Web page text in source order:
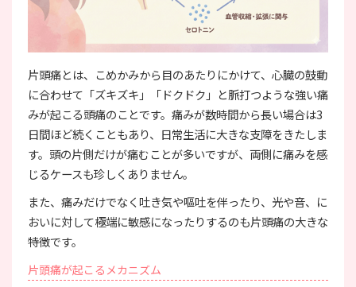
片頭痛とは、こめかみから目のあたりにかけて、心臓の鼓動
に合わせて「ズキズキ」「ドクドク」と脈打つような強い痛
みが起こる頭痛のことです。痛みが数時間から長い場合は3
日間ほど続くこともあり、日常生活に大きな支障をきたしま
す。頭の片側だけが痛むことが多いですが、両側に痛みを感
じるケースも珍しくありません。
また、痛みだけでなく吐き気や嘔吐を伴ったり、光や音、に
おいに対して極端に敏感になったりするのも片頭痛の大きな
特徴です。
片頭痛が起こるメカニズム